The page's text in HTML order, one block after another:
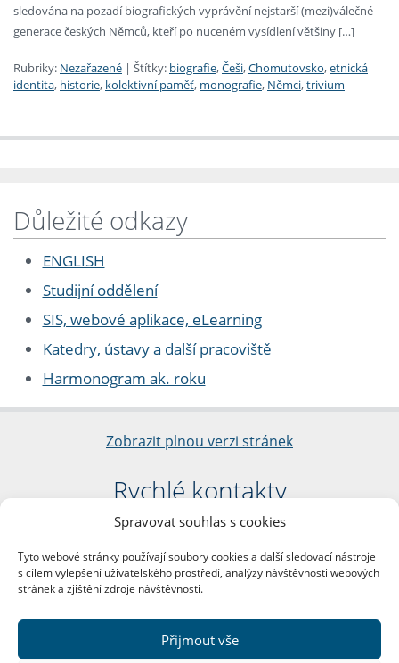
Spravovat souhlas s cookies
Tyto webové stránky používají soubory cookies a další sledovací nástroje
s cílem vylepšení uživatelského prostředí, analýzy návštěvnosti webových
stránek a zjištění zdroje návštěvnosti.
Přijmout vše
sledována na pozadí biografických vyprávění nejstarší (mezi)válečné
generace českých Němců, kteří po nuceném vysídlení většiny […]
Rubriky: Nezařazené | Štítky: biografie,Češi,Chomutovsko,etnická
identita, historie, kolektivní paměť, monografie, Němci,trivium
Důležité odkazy
ENGLISH
Studijní oddělení
SIS, webové aplikace, eLearning
Katedry, ústavy a další pracoviště
Harmonogram ak. roku
Zobrazit plnou verzi stránek
Rychlé kontakty
Filozofická fakulta
nám. Jana Palacha 1/2
116 38 Praha 1
DIČ: CZ00216208